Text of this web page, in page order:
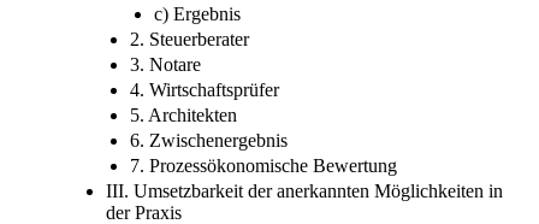
c) Ergebnis
2. Steuerberater
3. Notare
4. Wirtschaftsprüfer
5. Architekten
6. Zwischenergebnis
7. Prozessökonomische Bewertung
III. Umsetzbarkeit der anerkannten Möglichkeiten in
der Praxis